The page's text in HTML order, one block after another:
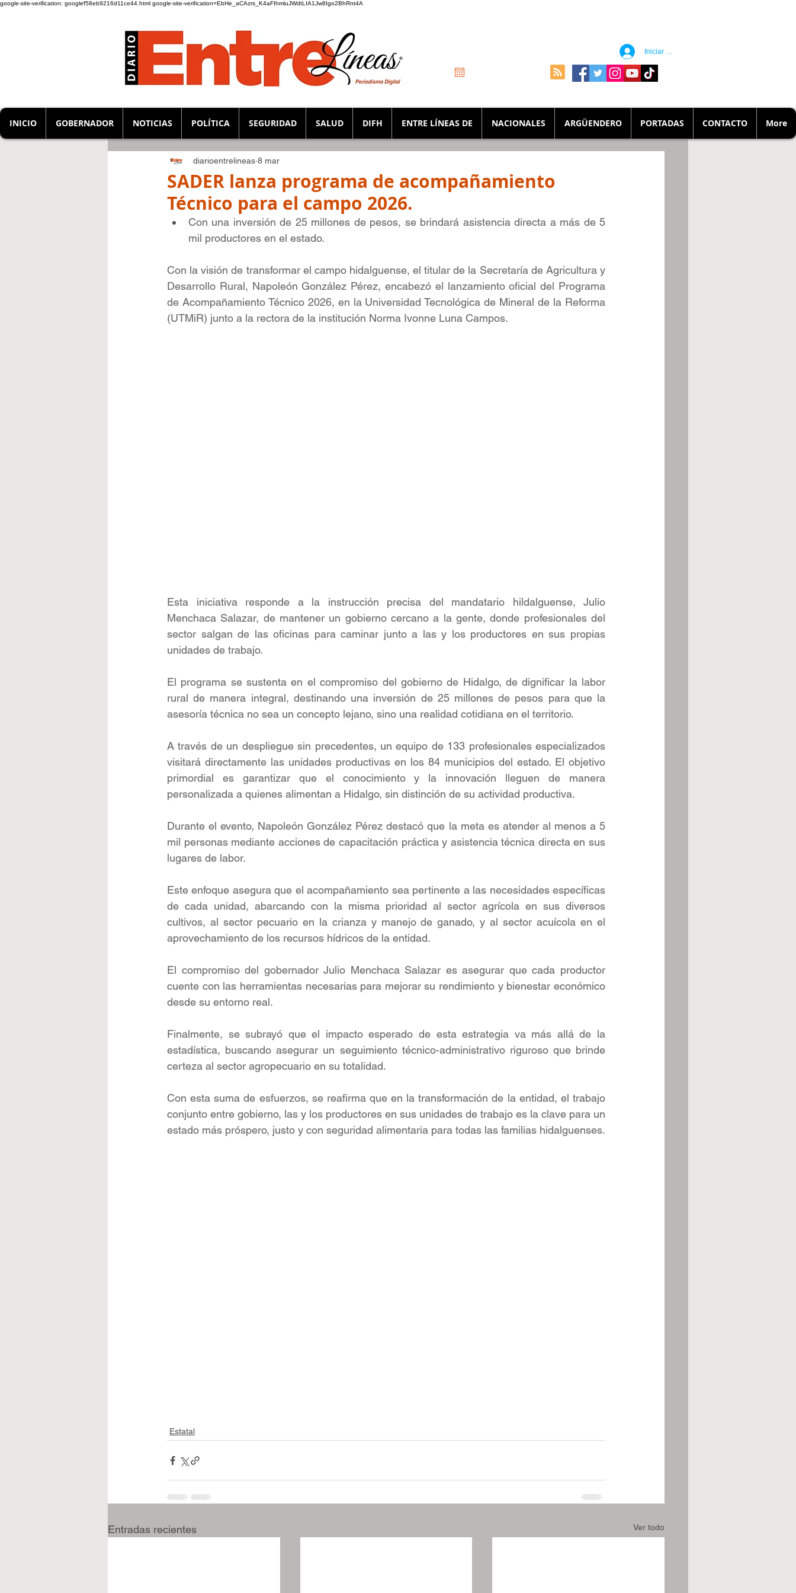
google-site-verification: googlef58eb9216d11ce44.html google-site-verification=EbHe_aCAzrs_K4aFIhmluJWdtLIA1Jw8Igo2BhRnt4A
Iniciar sesión
INICIO GOBERNADOR NOTICIAS POLÍTICA SEGURIDAD SALUD DIFH ENTRE LÍNEAS DE NACIONALES ARGÜENDERO PORTADAS CONTACTO More
SADER lanza programa de acompañamiento
Técnico para el campo 2026.
diarioentrelineas 8 mar
Con una inversión de 25 millones de pesos, se brindará asistencia directa a más de 5
mil productores en el estado.
Con la visión de transformar el campo hidalguense, el titular de la Secretaría de Agricultura y
Desarrollo Rural, Napoleón González Pérez, encabezó el lanzamiento oficial del Programa
de Acompañamiento Técnico 2026, en la Universidad Tecnológica de Mineral de la Reforma
(UTMiR) junto a la rectora de la institución Norma Ivonne Luna Campos.
Esta iniciativa responde a la instrucción precisa del mandatario hildalguense, Julio
Menchaca Salazar, de mantener un gobierno cercano a la gente, donde profesionales del
sector salgan de las oficinas para caminar junto a las y los productores en sus propias
unidades de trabajo.
El programa se sustenta en el compromiso del gobierno de Hidalgo, de dignificar la labor
rural de manera integral, destinando una inversión de 25 millones de pesos para que la
asesoría técnica no sea un concepto lejano, sino una realidad cotidiana en el territorio.
A través de un despliegue sin precedentes, un equipo de 133 profesionales especializados
visitará directamente las unidades productivas en los 84 municipios del estado. El objetivo
primordial es garantizar que el conocimiento y la innovación lleguen de manera
personalizada a quienes alimentan a Hidalgo, sin distinción de su actividad productiva.
Durante el evento, Napoleón González Pérez destacó que la meta es atender al menos a 5
mil personas mediante acciones de capacitación práctica y asistencia técnica directa en sus
lugares de labor.
Este enfoque asegura que el acompañamiento sea pertinente a las necesidades específicas
de cada unidad, abarcando con la misma prioridad al sector agrícola en sus diversos
cultivos, al sector pecuario en la crianza y manejo de ganado, y al sector acuícola en el
aprovechamiento de los recursos hídricos de la entidad.
El compromiso del gobernador Julio Menchaca Salazar es asegurar que cada productor
cuente con las herramientas necesarias para mejorar su rendimiento y bienestar económico
desde su entorno real.
Finalmente, se subrayó que el impacto esperado de esta estrategia va más allá de la
estadística, buscando asegurar un seguimiento técnico-administrativo riguroso que brinde
certeza al sector agropecuario en su totalidad.
Con esta suma de esfuerzos, se reafirma que en la transformación de la entidad, el trabajo
conjunto entre gobierno, las y los productores en sus unidades de trabajo es la clave para un
estado más próspero, justo y con seguridad alimentaria para todas las familias hidalguenses.
Estatal
Entradas recientes Ver todo